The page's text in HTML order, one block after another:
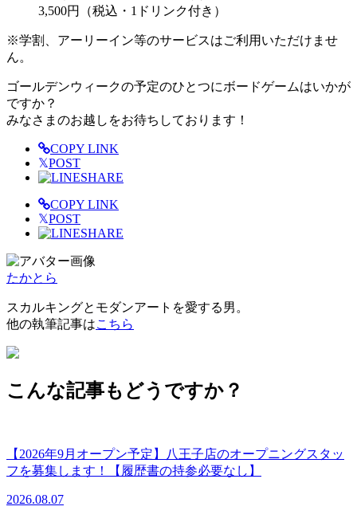
3,500円（税込・1ドリンク付き）
※学割、アーリーイン等のサービスはご利用いただけませ
ん。
ゴールデンウィークの予定のひとつにボードゲームはいかが
ですか？
みなさまのお越しをお待ちしております！
COPY LINK
𝕏POST
SHARE
COPY LINK
𝕏POST
SHARE
たかとら
スカルキングとモダンアートを愛する男。
他の執筆記事はこちら
こんな記事もどうですか？
【2026年9月オープン予定】八王子店のオープニングスタッ
フを募集します！【履歴書の持参必要なし】
2026.08.07